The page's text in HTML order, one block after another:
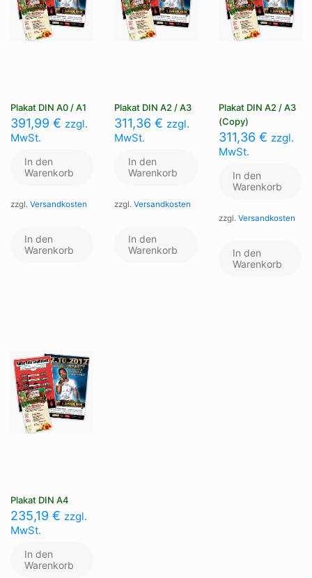
Plakat DIN A0 / A1
391,99 € zzgl.
MwSt.
In den
Warenkorb
zzgl. Versandkosten
In den
Warenkorb
Plakat DIN A2 / A3
311,36€ zzgl.
MwSt.
In den
Warenkorb
zzgl.Versandkosten
In den
Warenkorb
Plakat DIN A2 / A3
(Copy)
311,36 € zzgl.
MwSt.
In den
Warenkorb
zzgl. Versandkosten
In den
Warenkorb
Plakat DIN A4
235,19 € zzgl.
MwSt.
In den
Warenkorb